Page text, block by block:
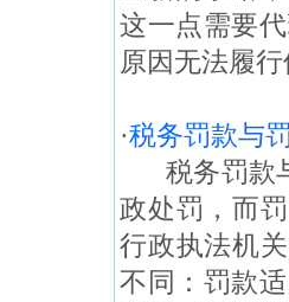
这一点需要
原因无法履
·税务罚款与
税务罚款与
政处罚，而
行政执法机
不同：罚款